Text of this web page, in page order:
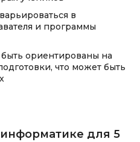
в
и программы
ориентированы на
что может быть
для 5